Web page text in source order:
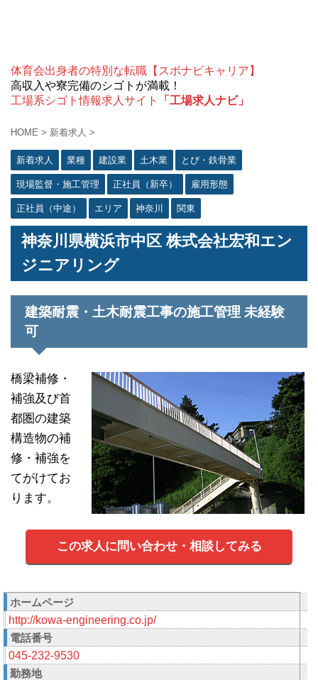
体育会出身者の特別な転職【スポナビキャリア】
高収入や寮完備のシゴトが満載！
工場系シゴト情報求人サイト
「工場求人ナビ」
HOME > 新着求人 >
新着求人 業種 建設業 土木業 とび・鉄骨業
現場監督・施工管理 正社員（新卒） 雇用形態
正社員（中途） エリア 神奈川 関東
神奈川県横浜市中区 株式会社宏和エン
ジニアリング
建築耐震・土木耐震工事の施工管理 未経験
可
橋梁補修・
補強及び首
都圏の建築
構造物の補
修・補強を
てがけてお
ります。
この求人に問い合わせ・相談してみる
ホームページ
http://kowa-engineering.co.jp/
電話番号
045-232-9530
勤務地